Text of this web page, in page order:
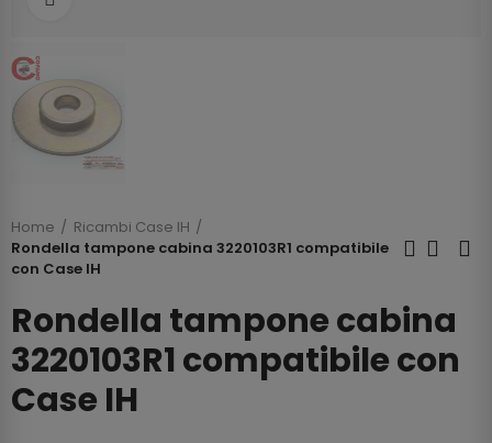
Home
Ricambi Case IH
Rondella tampone cabina 3220103R1 compatibile
con Case IH
Rondella tampone cabina
3220103R1 compatibile con
Case IH